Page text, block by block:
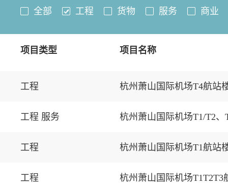
全部 工程 货物 服务 商业
项目类型 项目名称
工程 杭州萧山国际机场T4航站
工程 服务 杭州萧山国际机场T1/T2
工程 杭州萧山国际机场T1航站
工程 杭州萧山国际机场